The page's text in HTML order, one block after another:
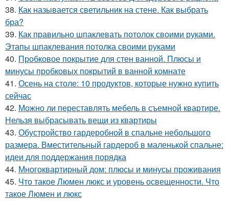
38. Как называется светильник на стене. Как выбрать
бра?
39. Как правильно шпаклевать потолок своими руками.
Этапы шпаклевания потолка своими руками
40. Пробковое покрытие для стен ванной. Плюсы и
минусы пробковых покрытий в ванной комнате
41. Осень на столе: 10 продуктов, которые нужно купить
сейчас
42. Можно ли переставлять мебель в съемной квартире.
Нельзя выбрасывать вещи из квартиры
43. Обустройство гардеробной в спальне небольшого
размера. Вместительный гардероб в маленькой спальне:
идеи для поддержания порядка
44. Многоквартирный дом: плюсы и минусы проживания
45. Что такое Люмен люкс и уровень освещенности. Что
такое Люмен и люкс